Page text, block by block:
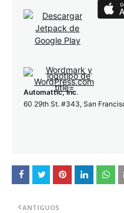
Automattic, Inc.
60 29th St. #343, San
ANTIGUOS